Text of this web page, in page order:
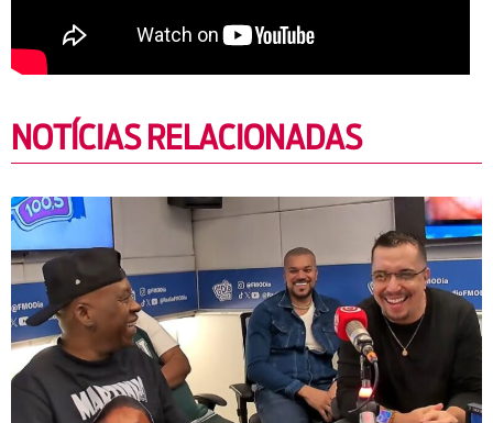
NOTÍCIAS RELACIONADAS